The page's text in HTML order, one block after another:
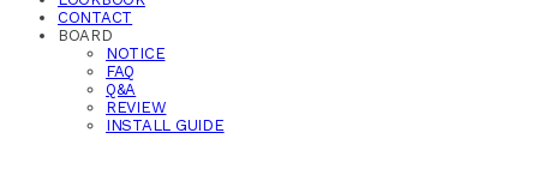
CONTACT
BOARD
NOTICE
FAQ
Q&A
REVIEW
INSTALL GUIDE